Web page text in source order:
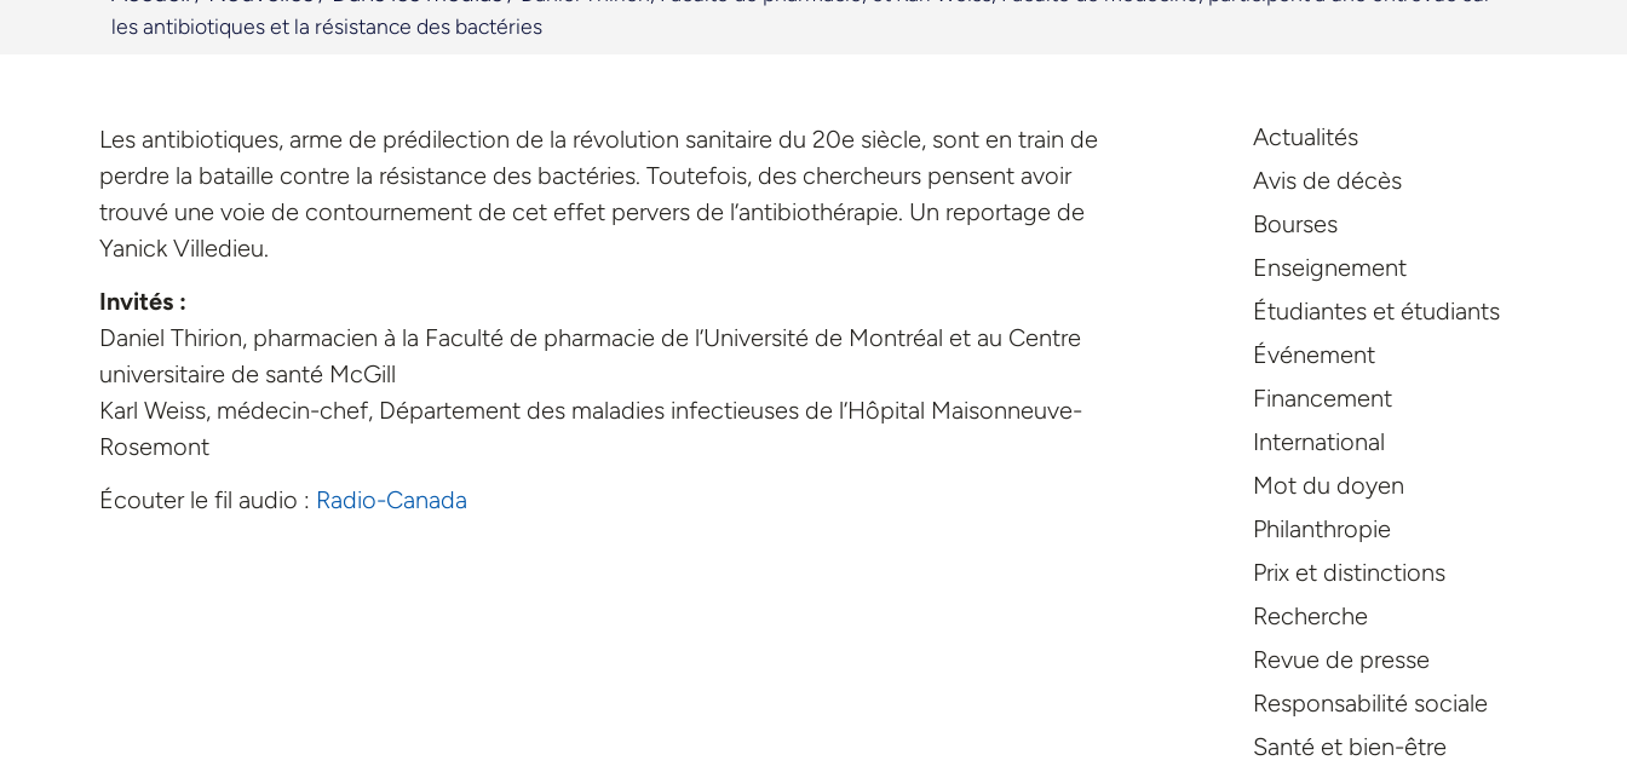
les antibiotiques et la résistance des bactéries
Les antibiotiques, arme de prédilection de la révolution sanitaire du 20e siècle, sont en train de
perdre la bataille contre la résistance des bactéries. Toutefois, des chercheurs pensent avoir
trouvé une voie de contournement de cet effet pervers de l’antibiothérapie. Un reportage de
Yanick Villedieu.
Invités :
Daniel Thirion, pharmacien à la Faculté de pharmacie de l’Université de Montréal et au Centre
universitaire de santé McGill
Karl Weiss, médecin-chef, Département des maladies infectieuses de l’Hôpital Maisonneuve-
Rosemont
Écouter le fil audio : Radio-Canada
Actualités
Avis de décès
Bourses
Enseignement
Étudiantes et étudiants
Événement
Financement
International
Mot du doyen
Philanthropie
Prix et distinctions
Recherche
Revue de presse
Responsabilité sociale
Santé et bien-être